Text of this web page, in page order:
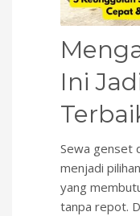
Ini
Sewa genset
menjadi
yang
tanpa repot.